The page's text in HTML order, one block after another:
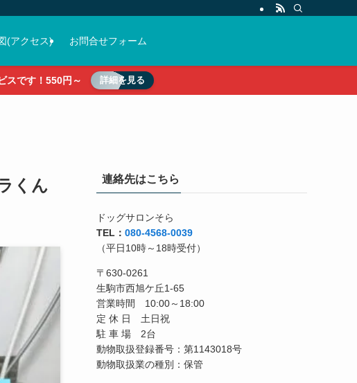
(アクセス) お問合せフォーム
スです！550円～ 詳細を見る
くん 連絡先はこちら
ドッグサロンそら
TEL： 080-4568-0039
（平日10時～18時受付）
〒630-0261
生駒市西旭ケ丘1-65
営業時間 10:00～18:00
定 休 日 土日祝
駐 車 場 2台
動物取扱登録番号：第1143018号
動物取扱業の種別：保管